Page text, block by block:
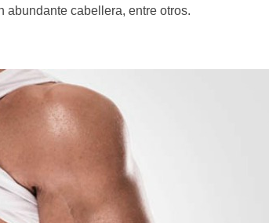
abundante cabellera, entre otros.